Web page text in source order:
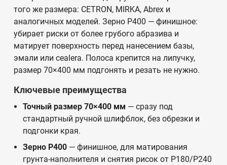
того же размера: CETRON, MIRKA, Abrex и
аналогичных моделей. Зерно Р400 — финишное:
убирает риски от более грубого абразива и
матирует поверхность перед нанесением базы,
эмали или сealera. Полоса крепится на липучку,
размер 70×400 мм подгонять и резать не нужно.
Ключевые преимущества
Точный размер 70×400 мм — сразу под
стандартный ручной шлифблок, без обрезки и
подгонки края.
Зерно Р400 — финишное, для матирования
грунта-наполнителя и снятия рисок от Р180/Р240